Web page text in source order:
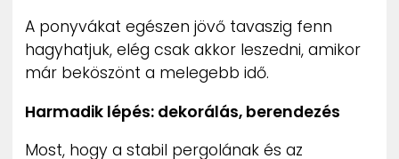
A ponyvákat egészen jövő tavaszig fenn
hagyhatjuk, elég csak akkor leszedni, amikor
már beköszönt a melegebb idő.
Harmadik lépés: dekorálás, berendezés
Most, hogy a stabil pergolának és az